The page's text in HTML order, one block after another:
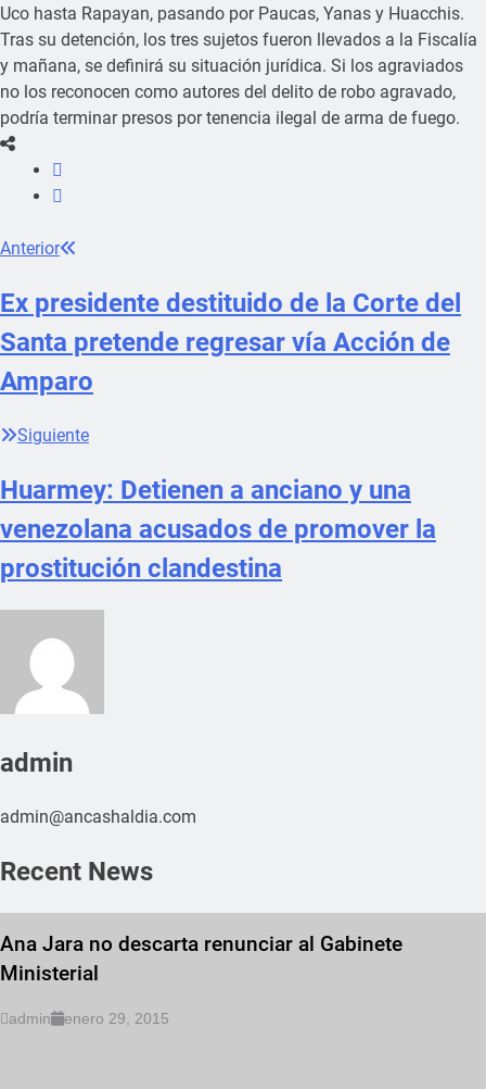
Uco hasta Rapayan, pasando por Paucas, Yanas y Huacchis.
Tras su detención, los tres sujetos fueron llevados a la Fiscalía
y mañana, se definirá su situación jurídica. Si los agraviados
no los reconocen como autores del delito de robo agravado,
podría terminar presos por tenencia ilegal de arma de fuego.
Anterior
Ex presidente destituido de la Corte del
Santa pretende regresar vía Acción de
Amparo
Siguiente
Huarmey: Detienen a anciano y una
venezolana acusados de promover la
prostitución clandestina
admin
admin@ancashaldia.com
Recent News
Ana Jara no descarta renunciar al Gabinete
Ministerial
admin enero 29, 2015